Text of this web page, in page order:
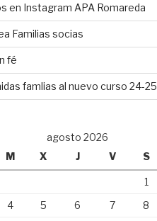
en Instagram APA Romareda
Familias socias
fé
famlias al nuevo curso 24-25
agosto 2026
M X J V S
1
4 5 6 7 8